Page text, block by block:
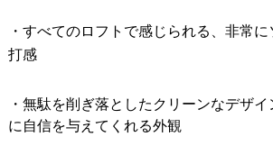
・すべてのロフトで感じられる、非常
打感
・無駄を削ぎ落としたクリーンなデザ
に自信を与えてくれる外観